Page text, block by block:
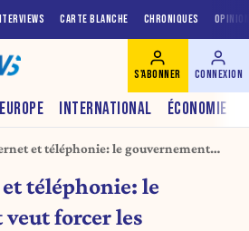
CARTE BLANCHE CHRONIQUES
EUROPE INTERNATIONAL ÉCONOMIE
S'ABONNER CONNEXION
et téléphonie: le gouvernement
avantageux
téléphonie: le
forcer les